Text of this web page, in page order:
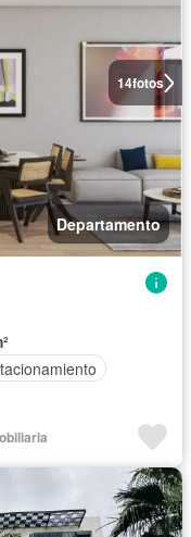
14fotos
Departamento